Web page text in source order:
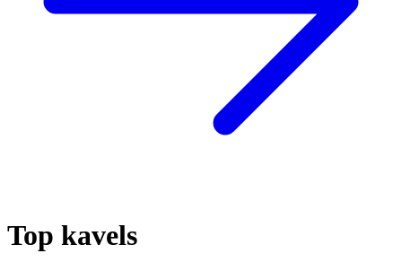
Top kavels